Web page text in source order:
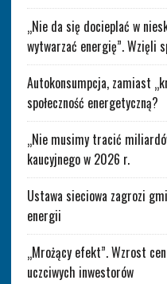
„Nie da się docieplać w
wytwarzać energię”. Wzięli
Autokonsumpcja, zamiast
społeczność energetyczną?
„Nie musimy tracić
kaucyjnego w 2026 r.
Ustawa sieciowa zagrozi
energii
„Mrożący efekt”. Wzrost
uczciwych inwestorów